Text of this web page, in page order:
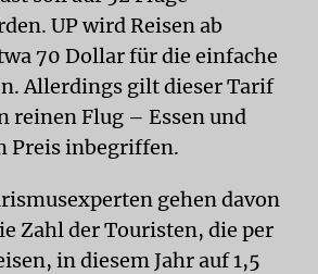
UP wird Reisen ab
70 Dollar für die einfache
Allerdings gilt dieser Tarif
reinen Flug – Essen und
Preis inbegriffen.
gehen davon
Zahl der Touristen, die per
in diesem Jahr auf 1,5